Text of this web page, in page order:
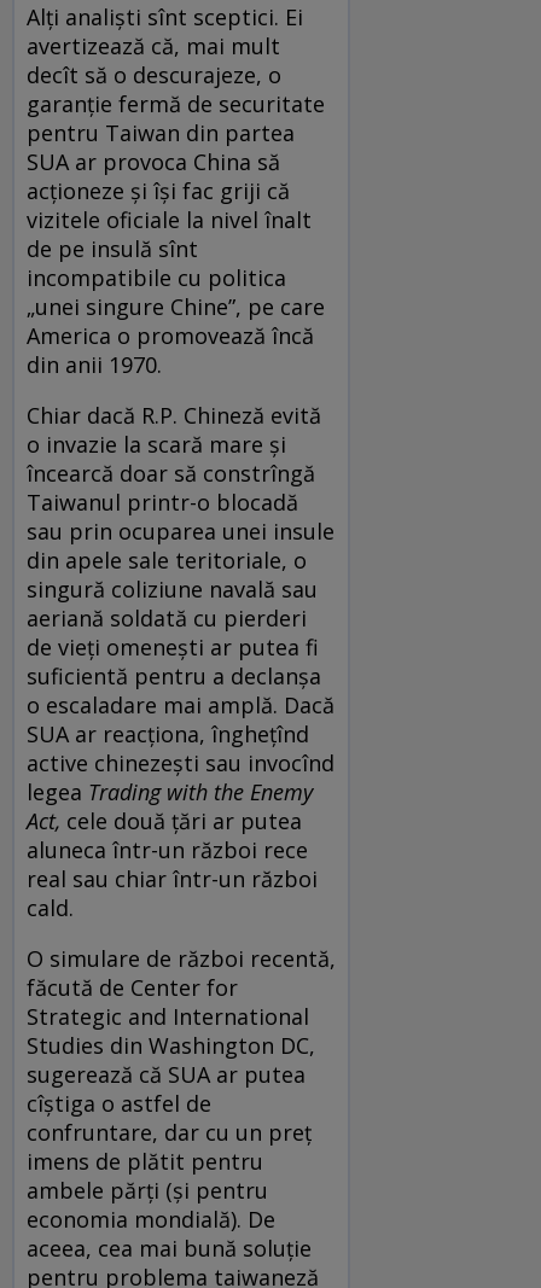
Alți analiști sînt sceptici. Ei
avertizează că, mai mult
decît să o descurajeze, o
garanție fermă de securitate
pentru Taiwan din partea
SUA ar provoca China să
acționeze și își fac griji că
vizitele oficiale la nivel înalt
de pe insulă sînt
incompatibile cu politica
„unei singure Chine”, pe care
America o promovează încă
din anii 1970.
Chiar dacă R.P. Chineză evită
o invazie la scară mare și
încearcă doar să constrîngă
Taiwanul printr-o blocadă
sau prin ocuparea unei insule
din apele sale teritoriale, o
singură coliziune navală sau
aeriană soldată cu pierderi
de vieți omenești ar putea fi
suficientă pentru a declanșa
o escaladare mai amplă. Dacă
SUA ar reacționa, înghețînd
active chinezești sau invocînd
legea Trading with the Enemy
Act, cele două țări ar putea
aluneca într-un război rece
real sau chiar într-un război
cald.
O simulare de război recentă,
făcută de Center for
Strategic and International
Studies din Washington DC,
sugerează că SUA ar putea
cîștiga o astfel de
confruntare, dar cu un preț
imens de plătit pentru
ambele părți (și pentru
economia mondială). De
aceea, cea mai bună soluție
pentru problema taiwaneză